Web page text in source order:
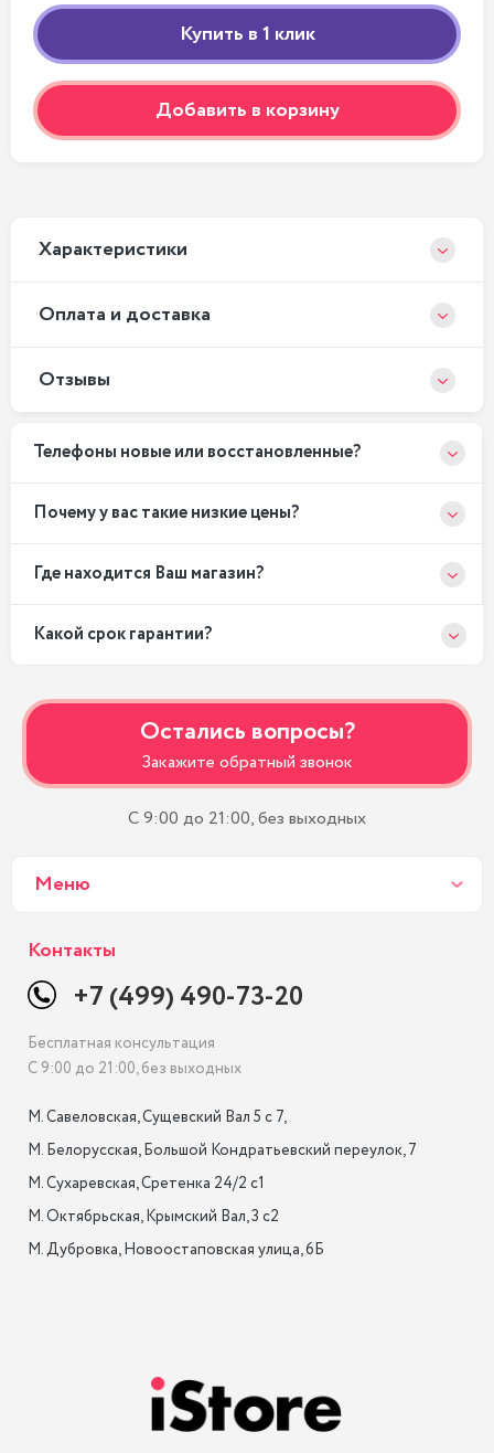
Добавить в корзину
Xарактеристики
Оплата и доставка
Отзывы
Телефоны новые или восстановленные?
Почему у вас такие низкие цены?
Где находится Ваш магазин?
Какой срок гарантии?
Остались вопросы?
Закажите обратный звонок
С 9:00 до 21:00, без выходных
Меню
Контакты
+7 (499) 490-73-20
Бесплатная консультация
С 9:00 до 21:00, без выходных
М. Савеловская, Сущевский Вал 5 с 7,
М. Белорусская, Большой Кондратьевский переулок, 7
М. Сухаревская, Сретенка 24/2 с1
М. Октябрьская, Крымский Вал, 3 с2
М. Дубровка, Новоостаповская улица, 6Б